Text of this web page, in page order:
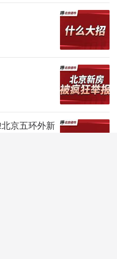
京五环外新